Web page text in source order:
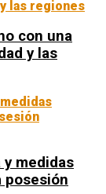
con una
y las
y medidas
posesión